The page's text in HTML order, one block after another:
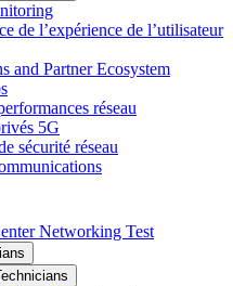
de l’expérience de l’utilisateur
and Partner Ecosystem
réseau
5G
sécurité réseau
Networking Test